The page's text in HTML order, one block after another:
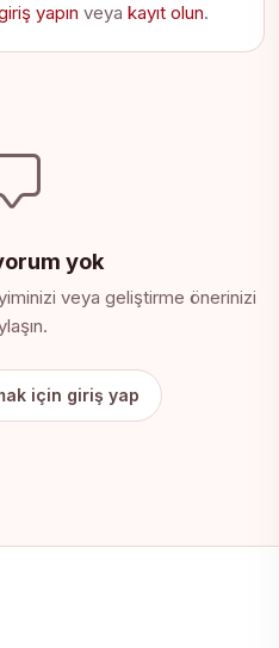
yapın veya kayıt olun.
yok
veya geliştirme önerinizi
için giriş yap